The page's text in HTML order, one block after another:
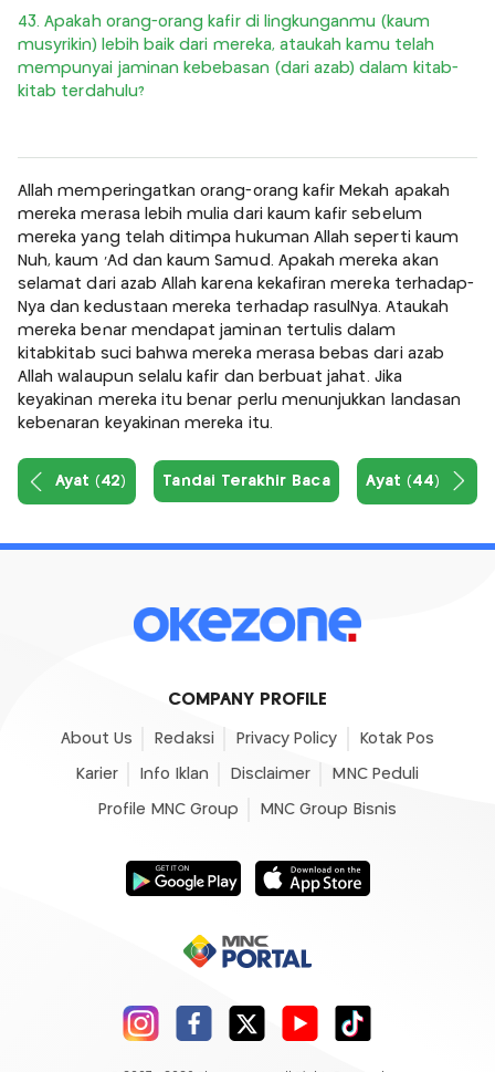
43. Apakah orang-orang kafir di lingkunganmu (kaum
musyrikin) lebih baik dari mereka, ataukah kamu telah
mempunyai jaminan kebebasan (dari azab) dalam kitab-
kitab terdahulu?
Allah memperingatkan orang-orang kafir Mekah apakah
mereka merasa lebih mulia dari kaum kafir sebelum
mereka yang telah ditimpa hukuman Allah seperti kaum
Nuh, kaum 'Ad dan kaum Samud. Apakah mereka akan
selamat dari azab Allah karena kekafiran mereka terhadap-
Nya dan kedustaan mereka terhadap rasulNya. Ataukah
mereka benar mendapat jaminan tertulis dalam
kitabkitab suci bahwa mereka merasa bebas dari azab
Allah walaupun selalu kafir dan berbuat jahat. Jika
keyakinan mereka itu benar perlu menunjukkan landasan
kebenaran keyakinan mereka itu.
Ayat (42) Tandai Terakhir Baca Ayat (44)
COMPANY PROFILE
About Us Redaksi Privacy Policy Kotak Pos
Karier Info Iklan Disclaimer MNC Peduli
Profile MNC Group MNC Group Bisnis